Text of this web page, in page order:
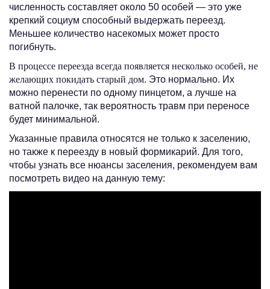
численность составляет около 50 особей — это уже
крепкий социум способный выдержать переезд.
Меньшее количество насекомых может просто
погибнуть.
В процессе переезда всегда появляется несколько особей, не
желающих покидать старый дом. Это нормально. Их
можно перенести по одному пинцетом, а лучше на
ватной палочке, так вероятность травм при переносе
будет минимальной.
Указанные правила относятся не только к заселению,
но также к переезду в новый формикарий. Для того,
чтобы узнать все нюансы заселения, рекомендуем вам
посмотреть видео на данную тему: